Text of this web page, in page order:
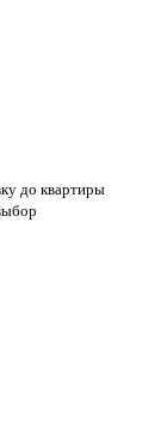
до квартиры